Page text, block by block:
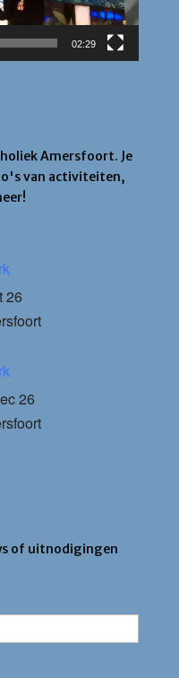
02:29
Amersfoort. Je
van activiteiten,
26
26
of uitnodigingen